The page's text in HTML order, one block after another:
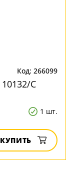
Код: 266099
C
1 шт.
КУПИТЬ